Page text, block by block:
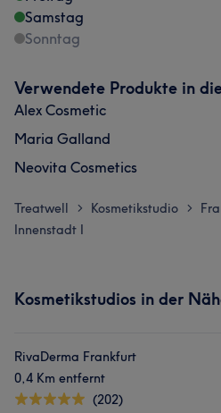
Samstag
Sonntag
Verwendete Produkte in
Alex Cosmetic
Maria Galland
Neovita Cosmetics
Treatwell > Kosmetikstudio >
Innenstadt I
Kosmetikstudios in der
RivaDerma Frankfurt
0,4 Km entfernt
(202)